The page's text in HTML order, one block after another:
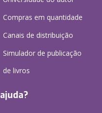
Compras em quantidade
Canais de distribuição
Simulador de publicação
de livros